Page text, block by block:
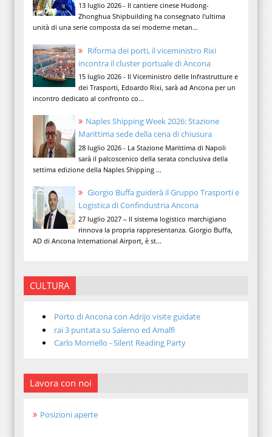
13 luglio 2026 - Il cantiere cinese Hudong-
Zhonghua Shipbuilding ha consegnato l'ultima
unità di una serie composta da sei moderne metan...
Riforma dei porti, il viceministro Rixi
incontra il cluster portuale di Ancona
15 luglio 2026 - Il Viceministro delle Infrastrutture e
dei Trasporti, Edoardo Rixi, sarà ad Ancona per un
incontro dedicato al confronto co...
Naples Shipping Week 2026: Stazione
Marittima sede della cena di chiusura
28 luglio 2026 - La Stazione Marittima di Napoli
sarà il palcoscenico della serata conclusiva della
settima edizione della Naples Shipping ...
Giorgio Buffa guiderà il Gruppo Trasporti e
Logistica di Confindustria Ancona
27 luglio 2027 – Il sistema logistico marchigiano
rinnova la propria rappresentanza. Giorgio Buffa,
AD di Ancona International Airport, è st...
CULTURA
Porto di Ancona con Adrijo visite guidate
rai 3 puntata su Salerno ed Amalfi
Carlo Morriello - Silent Reading Party
Lavora con noi
Posizioni aperte